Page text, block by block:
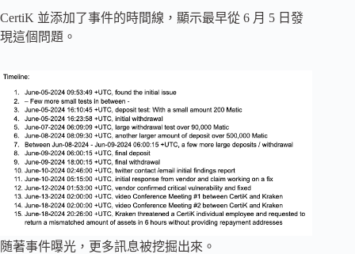
CertiK 並添加了事件的時間線，顯示最早從 6 月 5 日發
現這個問題。
随著事件曝光，更多訊息被挖掘出來。